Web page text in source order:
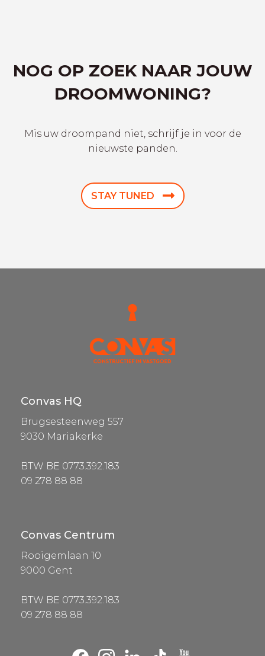
NOG OP ZOEK NAAR JOUW
DROOMWONING?
Mis uw droompand niet, schrijf je in voor de
nieuwste panden.
STAY TUNED
Convas HQ
Brugsesteenweg 557
9030 Mariakerke
BTW BE 0773.392.183
09 278 88 88
Convas Centrum
Rooigemlaan 10
9000 Gent
BTW BE 0773.392.183
09 278 88 88